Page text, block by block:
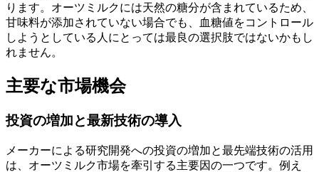
ります。オーツミルクには天然の糖分が含まれているため、
甘味料が添加されていない場合でも、血糖値をコントロール
しようとしている人にとっては最良の選択肢ではないかもし
れません。
主要な市場機会
投資の増加と最新技術の導入
メーカーによる研究開発への投資の増加と最先端技術の活用
は、オーツミルク市場を牽引する主要因の一つです。例え